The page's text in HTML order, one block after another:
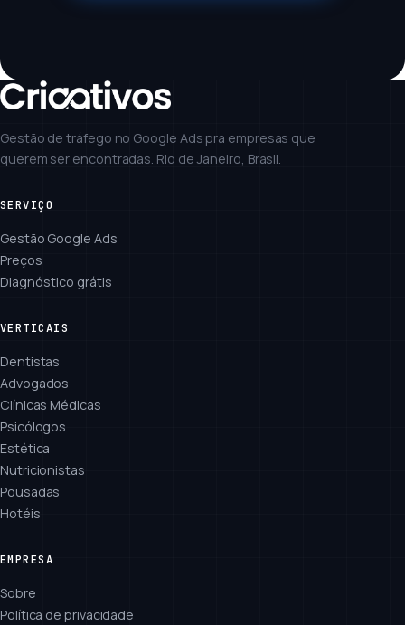
Gestão de tráfego no Google Ads pra empresas que
querem ser encontradas. Rio de Janeiro, Brasil.
SERVIÇO
Gestão Google Ads
Preços
Diagnóstico grátis
VERTICAIS
Dentistas
Advogados
Clínicas Médicas
Psicólogos
Estética
Nutricionistas
Pousadas
Hotéis
EMPRESA
Sobre
Política de privacidade